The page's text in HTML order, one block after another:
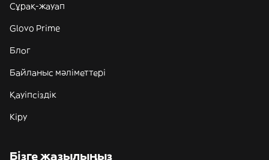
Сұрақ-жауап
Glovo Prime
Блог
Байланыс мәліметтері
Қауіпсіздік
Кіру
Бізге жазылыңыз